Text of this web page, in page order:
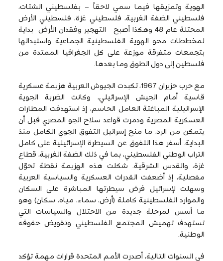
الهوية وتمزيقها فيما سمي لاحقاً – بفلسطيني الشتات،
فلسطيني الضفة الغربية، فلسطيني غزة، فلسطيني الأرض
المحتلة عام 48 وهكذا أصبح التهجير وفقدان الأرض بداية
لمخططات محو الهوية الفلسطينية الجماعية واستبدالها
بتجمعات متفرقة موزعة على كل الجغرافيا الممتدة من
فلسطين إلى دول الطوق وما بعدها.
مع حرب حزيران 1967، تكبدت الجيوش العربية هزيمة عسكرية
قاسية أمام الجيش الإسرائيلي، وكانت الضربة الجوية
الإسرائيلية المباغتة العامل الحاسم، إذ استهدفت المطارات
العسكرية المصرية ودمرت قواعد سلاح الجو المصري قبل أن
يتمكن من الرد، ما منح إسرائيل التفوق الجوي الكامل منذ
البداية. أسفر هذا التفوق عن السيطرة الإسرائيلية على كامل
التراب الوطني الفلسطيني، بما في ذلك الضفة الغربية، قطاع
غزة، والقدس الشرقية. شكلت هذه الهزيمة نقطة تحوّل
مفصلية، إذ أضعفت القدرات العسكرية والسياسية العربية
وسهلت لإسرائيل فرض سيطرتها المباشرة على السكان
والموارد الفلسطينية كاملة (أرض، سماء، مياه، سكان) وهو
ما أسس لمرحلة جديدة من الاحتلال والسياسات التي
تستهدف تهميش المجتمع الفلسطيني وتقويض حقوقه
الوطنية.
في السنوات التالية، أصدرت الأمم المتحدة قرارات مهمة تؤكد